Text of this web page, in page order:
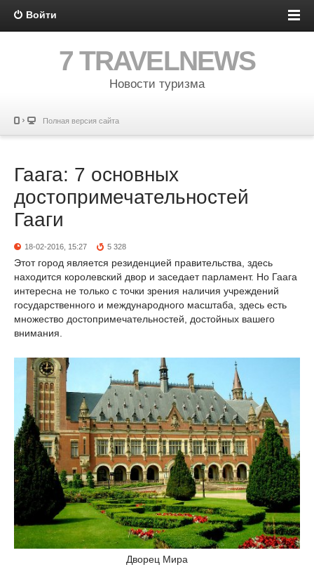
Войти
7 TRAVELNEWS
Новости туризма
Полная версия сайта
Гаага: 7 основных
достопримечательностей
Гааги
18-02-2016, 15:27 5 328
Этот город является резиденцией правительства, здесь
находится королевский двор и заседает парламент. Но Гаага
интересна не только с точки зрения наличия учреждений
государственного и международного масштаба, здесь есть
множество достопримечательностей, достойных вашего
внимания.
Дворец Мира